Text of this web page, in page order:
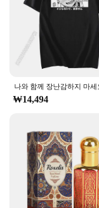
₩14,494